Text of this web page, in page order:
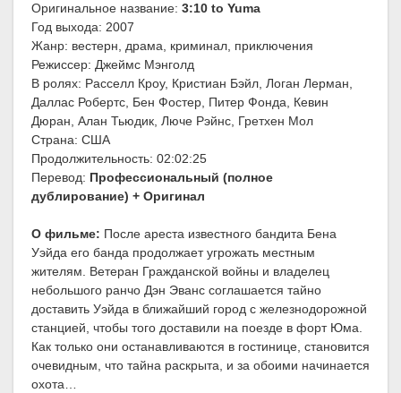
Оригинальное название: 3:10 to Yuma
Год выхода: 2007
Жанр: вестерн, драма, криминал, приключения
Режиссер: Джеймс Мэнголд
В ролях: Расселл Кроу, Кристиан Бэйл, Логан Лерман,
Даллас Робертс, Бен Фостер, Питер Фонда, Кевин
Дюран, Алан Тьюдик, Люче Рэйнс, Гретхен Мол
Страна: США
Продолжительность: 02:02:25
Перевод: Профессиональный (полное
дублирование) + Оригинал
О фильме: После ареста известного бандита Бена
Уэйда его банда продолжает угрожать местным
жителям. Ветеран Гражданской войны и владелец
небольшого ранчо Дэн Эванс соглашается тайно
доставить Уэйда в ближайший город с железнодорожной
станцией, чтобы того доставили на поезде в форт Юма.
Как только они останавливаются в гостинице, становится
очевидным, что тайна раскрыта, и за обоими начинается
охота…